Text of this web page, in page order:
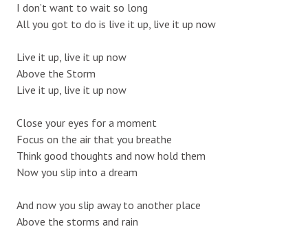
I don’t want to wait so long
All you got to do is live it up, live it up now
Live it up, live it up now
Above the Storm
Live it up, live it up now
Close your eyes for a moment
Focus on the air that you breathe
Think good thoughts and now hold them
Now you slip into a dream
And now you slip away to another place
Above the storms and rain